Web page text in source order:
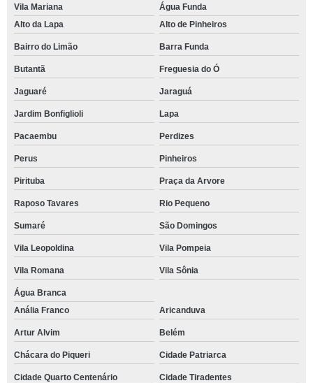
Vila Mariana
Água Funda
Alto da Lapa
Alto de Pinheiros
Bairro do Limão Barra Funda
Butantã Freguesia do Ó
Jaguaré Jaraguá
Jardim Bonfiglioli Lapa
Pacaembu Perdizes
Perus Pinheiros
Pirituba Praça da Arvore
Raposo Tavares Rio Pequeno
Sumaré São Domingos
Vila Leopoldina Vila Pompeia
Vila Romana Vila Sônia
Água Branca
Anália Franco
Aricanduva
Artur Alvim Belém
Chácara do Piqueri Cidade Patriarca
Cidade Quarto Centenário Cidade Tiradentes